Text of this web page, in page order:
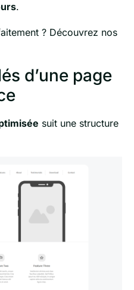
.
? Découvrez nos
d’une page
suit une structure